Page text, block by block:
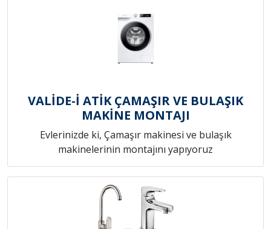
VALİDE-İ ATİK ÇAMAŞIR VE BULAŞIK
MAKİNE MONTAJI
Evlerinizde ki, Çamaşır makinesi ve bulaşık
makinelerinin montajını yapıyoruz